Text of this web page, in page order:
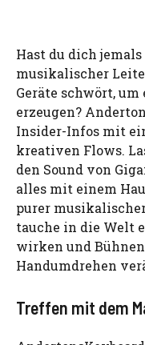
Hast du dich
musikalischer
Geräte schwört,
erzeugen?
Insider-Infos mit
kreativen Flows.
den Sound von
alles mit einem
purer
tauche in die Welt
wirken und
Handumdrehen
Treffen mit dem